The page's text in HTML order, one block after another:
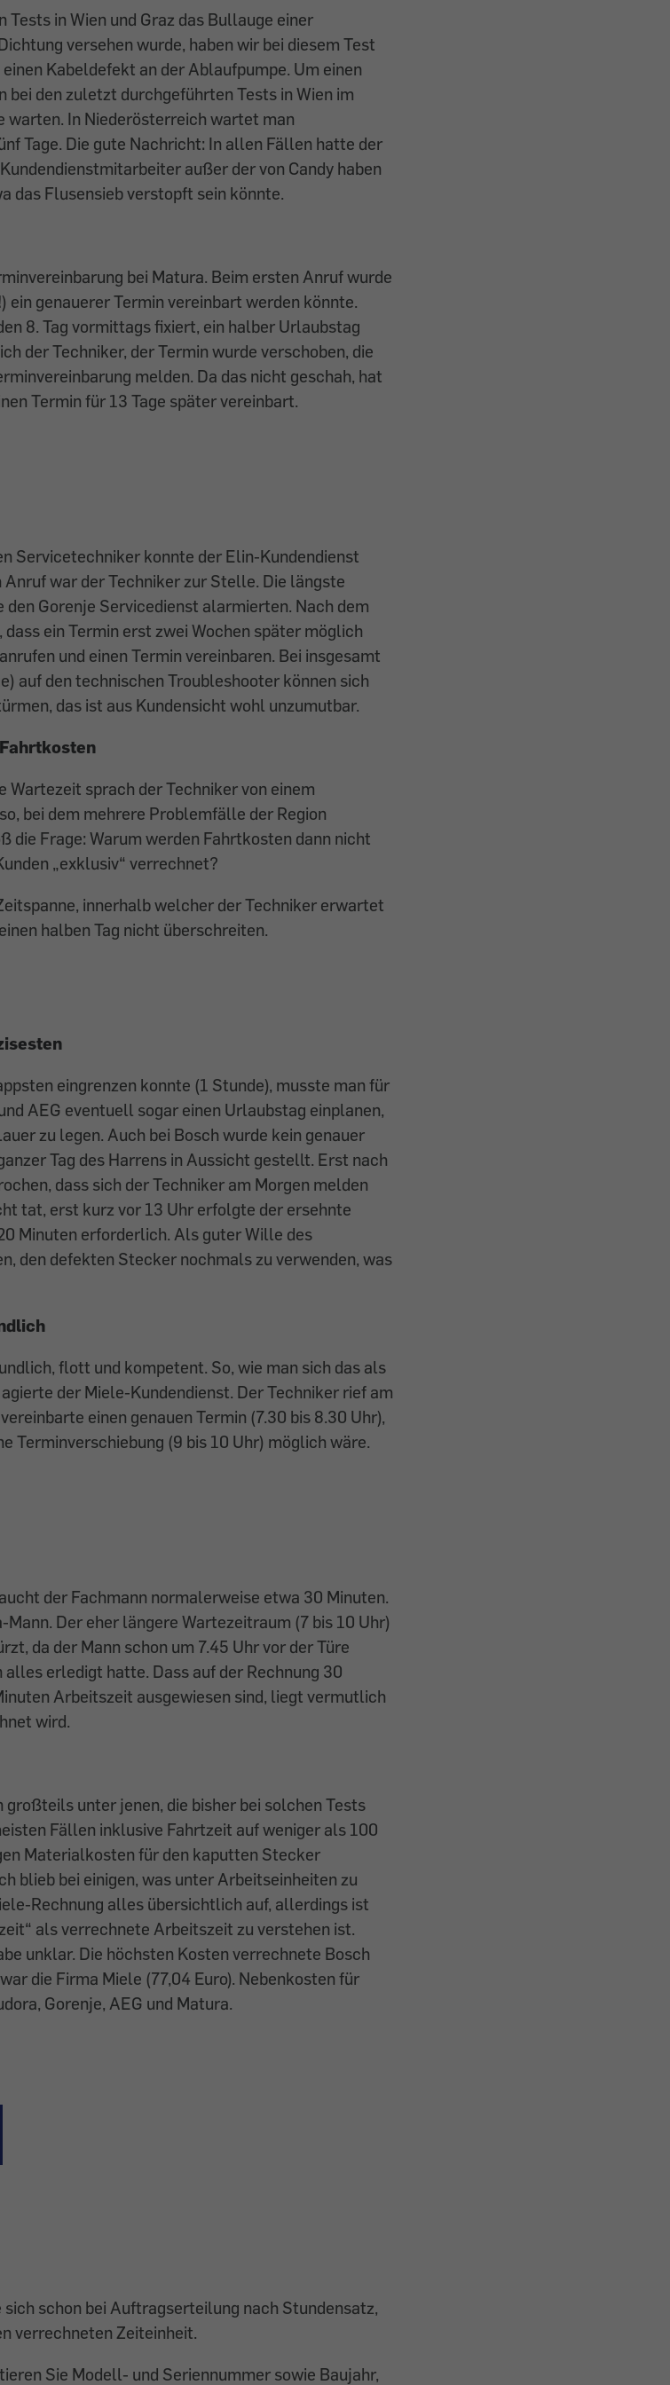
Tests in Wien und Graz das Bullauge einer
versehen wurde, haben wir bei diesem Test
Kabeldefekt an der Ablaufpumpe. Um einen
bei den zuletzt durchgeführten Tests in Wien im
warten. In Niederösterreich wartet man
Tage. Die gute Nachricht: In allen Fällen hatte der
außer der von Candy haben
das Flusensieb verstopft sein könnte.
bei Matura. Beim ersten Anruf wurde
ein genauerer Termin vereinbart werden könnte.
8. Tag vormittags fixiert, ein halber Urlaubstag
der Techniker, der Termin wurde verschoben, die
melden. Da das nicht geschah, hat
Termin für 13 Tage später vereinbart.
Servicetechniker konnte der Elin-Kundendienst
war der Techniker zur Stelle. Die längste
Gorenje Servicedienst alarmierten. Nach dem
ein Termin erst zwei Wochen später möglich
und einen Termin vereinbaren. Bei insgesamt
auf den technischen Troubleshooter können sich
das ist aus Kundensicht wohl unzumutbar.
sprach der Techniker von einem
bei dem mehrere Problemfälle der Region
die Frage: Warum werden Fahrtkosten dann nicht
„exklusiv“ verrechnet?
innerhalb welcher der Techniker erwartet
halben Tag nicht überschreiten.
eingrenzen konnte (1 Stunde), musste man für
AEG eventuell sogar einen Urlaubstag einplanen,
zu legen. Auch bei Bosch wurde kein genauer
Tag des Harrens in Aussicht gestellt. Erst nach
dass sich der Techniker am Morgen melden
tat, erst kurz vor 13 Uhr erfolgte der ersehnte
Minuten erforderlich. Als guter Wille des
den defekten Stecker nochmals zu verwenden, was
flott und kompetent. So, wie man sich das als
der Miele-Kundendienst. Der Techniker rief am
einen genauen Termin (7.30 bis 8.30 Uhr),
Terminverschiebung (9 bis 10 Uhr) möglich wäre.
der Fachmann normalerweise etwa 30 Minuten.
Der eher längere Wartezeitraum (7 bis 10 Uhr)
da der Mann schon um 7.45 Uhr vor der Türe
erledigt hatte. Dass auf der Rechnung 30
Arbeitszeit ausgewiesen sind, liegt vermutlich
wird.
unter jenen, die bisher bei solchen Tests
Fällen inklusive Fahrtzeit auf weniger als 100
Materialkosten für den kaputten Stecker
blieb bei einigen, was unter Arbeitseinheiten zu
Rechnung alles übersichtlich auf, allerdings ist
als verrechnete Arbeitszeit zu verstehen ist.
unklar. Die höchsten Kosten verrechnete Bosch
die Firma Miele (77,04 Euro). Nebenkosten für
Gorenje, AEG und Matura.
sich schon bei Auftragserteilung nach Stundensatz,
verrechneten Zeiteinheit.
Sie Modell- und Seriennummer sowie Baujahr,